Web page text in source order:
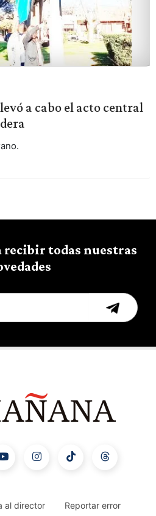
a cabo el acto central
recibir todas nuestras
al director Reportar error